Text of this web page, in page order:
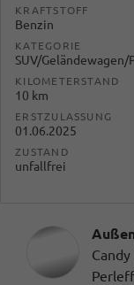
KRAFTSTOFF
Benzin
KATEGORIE
SUV/Geländewagen/
KILOMETERSTAND
10 km
ERSTZULASSUNG
01.06.2025
ZUSTAND
unfallfrei